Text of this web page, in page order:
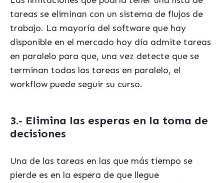
tareas se eliminan con un sistema de flujos de
trabajo. La mayoría del software que hay
disponible en el mercado hoy día admite tareas
en paralelo para que, una vez detecte que se
terminan todas las tareas en paralelo, el
workflow puede seguir su curso.
3.- Elimina las esperas en la toma de
decisiones
Una de las tareas en las que más tiempo se
pierde es en la espera de que llegue